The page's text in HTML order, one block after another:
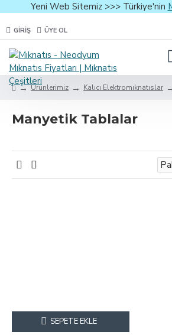
Yeni Web Sitemiz >>> Türkiye'nin
GIRIŞ ÜYE OL
Ürünlerimiz Kalıcı Elektromıknatıslar
Manyetik Tablalar
SEPETE EKLE